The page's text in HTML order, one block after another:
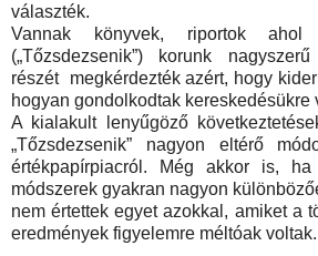
választék.
Vannak könyvek, riportok ahol
(„Tőzsdezsenik”) korunk
részét megkérdezték azért, hogy
hogyan gondolkodtak kereskedésükre
A kialakult lenyűgöző
„Tőzsdezsenik” nagyon eltérő
értékpapírpiacról. Még akkor is,
módszerek gyakran nagyon
nem értettek egyet azokkal, amiket a
eredmények figyelemre méltóak voltak.